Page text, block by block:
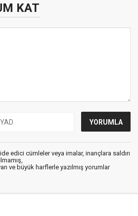
KAT
edici cümleler veya imalar, inançlara saldırı
ve büyük harflerle yazılmış yorumlar